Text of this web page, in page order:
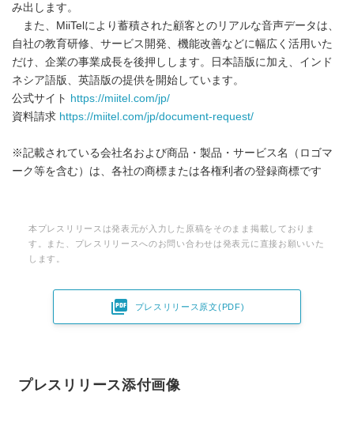
み出します。
また、MiiTelにより蓄積された顧客とのリアルな音声データは、
自社の教育研修、サービス開発、機能改善などに幅広く活用いた
だけ、企業の事業成長を後押しします。日本語版に加え、インド
ネシア語版、英語版の提供を開始しています。
公式サイト https://miitel.com/jp/
資料請求 https://miitel.com/jp/document-request/
※記載されている会社名および商品・製品・サービス名（ロゴマ
ーク等を含む）は、各社の商標または各権利者の登録商標です
本プレスリリースは発表元が入力した原稿をそのまま掲載しておりま
す。また、プレスリリースへのお問い合わせは発表元に直接お願いいた
します。
 プレスリリース原文(PDF)
プレスリリース添付画像